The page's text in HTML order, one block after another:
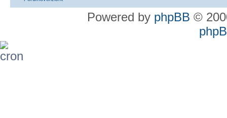
Powered by phpBB ©